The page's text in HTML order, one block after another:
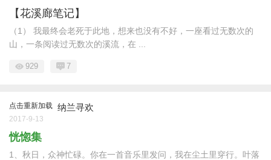
【花溪廊笔记】
（1） 我最终会老死于此地，想来也没有不好，一座看过无数次的
山，一条阅读过无数次的溪流，在 ...
929 7
点击重新加载 纳兰寻欢
2017-9-13
恍惚集
1、秋日，众神忙碌。你在一首音乐里发问，我在尘土里穿行。叶落